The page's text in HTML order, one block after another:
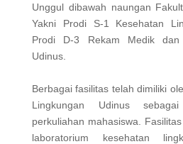
Unggul dibawah naungan
Yakni Prodi S-1 Kesehatan
Prodi D-3 Rekam Medik dan
Udinus.
Berbagai fasilitas telah dimiliki
Lingkungan Udinus
perkuliahan mahasiswa.
laboratorium kesehatan